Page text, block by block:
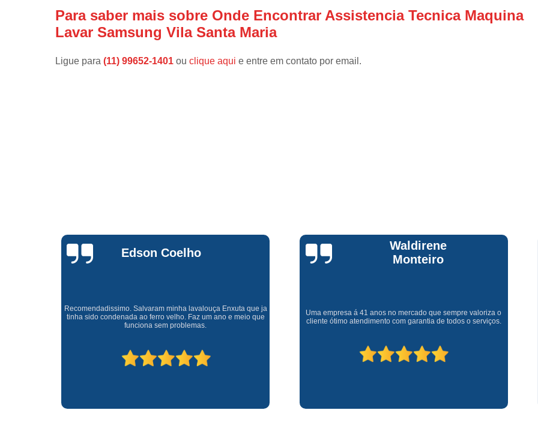
Assistencia Tecnica Maquina Secadora de
Assistencia Tecnica
Assistencia Tecnica
Assistencia Tecnica Forno Microondas
Conserto de Maquina de Lavar
Conserto Maquina de Lavar
Conserto Maquina Lavar Roupa
Para saber mais sobre Onde Encontrar Assistencia Tecnica Maquina
Lavar Samsung Vila Santa Maria
Ligue para (11) 99652-1401 ou clique aqui e entre em contato por email.
Waldirene
Monteiro
Uma empresa á 41 anos no mercado que sempre valoriza o
cliente ótimo atendimento com garantia de todos o serviços.
Claúdia
Andrullis
telefônico (q hj infelizmente é um problema), e a eficiência do
técnico Sr Henrique na solução do problema da minha lava e
seca q minha família não vive mais sem. #recomendo os